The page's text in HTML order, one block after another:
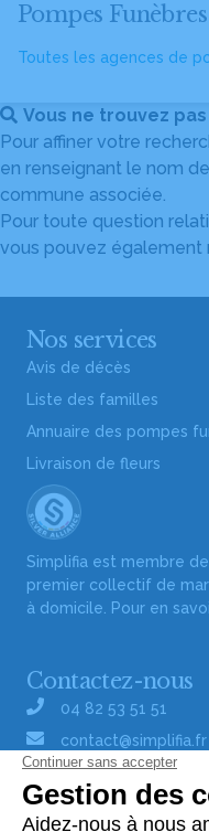
Pompes Funèbres
Toutes les agences de
Vous ne trouvez
Pour affiner votre
en renseignant le nom
commune associée.
Pour toute question
vous pouvez également
Nos services
Avis de décès
Liste des familles
Annuaire des pompes
Livraison de fleurs
Simplifia est membre
premier collectif de
à domicile. Pour en
Contactez-nous
04 82 53 51 51
contact@simplifia.fr
Réseaux sociaux